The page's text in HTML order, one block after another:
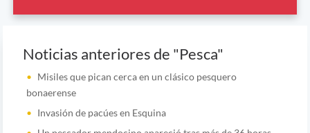
Noticias anteriores de "Pesca"
Misiles que pican cerca en un clásico pesquero
bonaerense
Invasión de pacúes en Esquina